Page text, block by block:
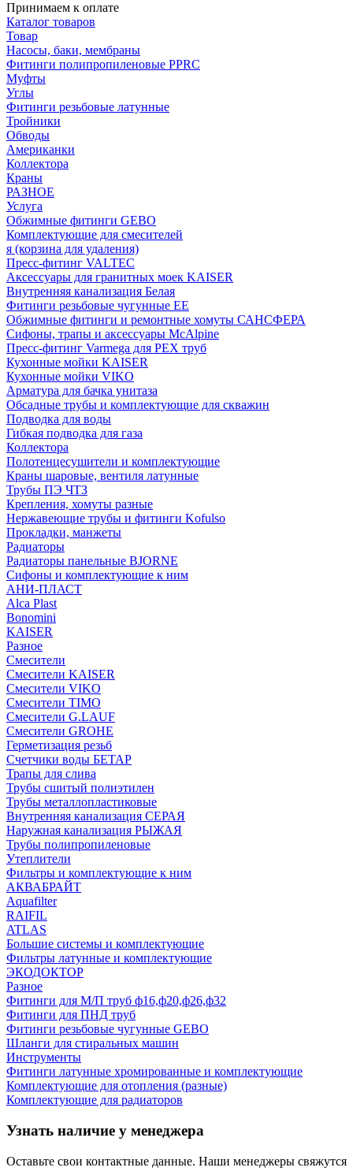
Принимаем к оплате
Каталог товаров
Товар
Насосы, баки, мембраны
Фитинги полипропиленовые PPRC
Муфты
Углы
Фитинги резьбовые латунные
Тройники
Обводы
Американки
Коллектора
Краны
РАЗНОЕ
Услуга
Обжимные фитинги GEBO
Комплектующие для смесителей
я (корзина для удаления)
Пресс-фитинг VALTEC
Аксессуары для гранитных моек KAISER
Внутренняя канализация Белая
Фитинги резьбовые чугунные EE
Обжимные фитинги и ремонтные хомуты САНСФЕРА
Сифоны, трапы и аксессуары McAlpine
Пресс-фитинг Varmega для PEX труб
Кухонные мойки KAISER
Кухонные мойки VIKO
Арматура для бачка унитаза
Обсадные трубы и комплектующие для скважин
Подводка для воды
Гибкая подводка для газа
Коллектора
Полотенцесушители и комплектующие
Краны шаровые, вентиля латунные
Трубы ПЭ ЧТЗ
Крепления, хомуты разные
Нержавеющие трубы и фитинги Kofulso
Прокладки, манжеты
Радиаторы
Радиаторы панельные BJORNE
Сифоны и комплектующие к ним
АНИ-ПЛАСТ
Alca Plast
Bonomini
KAISER
Разное
Смесители
Смесители KAISER
Смесители VIKO
Смесители TIMO
Смесители G.LAUF
Смесители GROHE
Герметизация резьб
Счетчики воды БЕТАР
Трапы для слива
Трубы сшитый полиэтилен
Трубы металлопластиковые
Внутренняя канализация СЕРАЯ
Наружная канализация РЫЖАЯ
Трубы полипропиленовые
Утеплители
Фильтры и комплектующие к ним
АКВАБРАЙТ
Aquafilter
RAIFIL
ATLAS
Большие системы и комплектующие
Фильтры латунные и комплектующие
ЭКОДОКТОР
Разное
Фитинги для М/П труб ф16,ф20,ф26,ф32
Фитинги для ПНД труб
Фитинги резьбовые чугунные GEBO
Шланги для стиральных машин
Инструменты
Фитинги латунные хромированные и комплектующие
Комплектующие для отопления (разные)
Комплектующие для радиаторов
Узнать наличие у менеджера
Оставьте свои контактные данные. Наши менеджеры свяжутся